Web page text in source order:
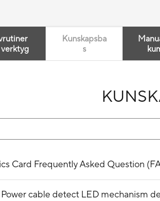
Kunskapsba
s
Card Frequently Asked Question
cable detect LED mechanism